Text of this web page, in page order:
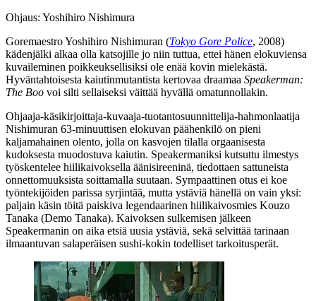
Ohjaus: Yoshihiro Nishimura
GoremaestroYoshihiro Nishimuran (Tokyo Gore Police, 2008)
kädenjälki alkaa olla katsojille jo niin tuttua, ettei hänen elokuviensa
kuvaileminen poikkeuksellisiksi ole enää kovin mielekästä.
Hyväntahtoisesta kaiutinmutantista kertovaa draamaa Speakerman:
The Boo voi silti sellaiseksi väittää hyvällä omatunnollakin.
Ohjaaja-käsikirjoittaja-kuvaaja-tuotantosuunnittelija-hahmonlaatija
Nishimuran 63‑minuuttisen elokuvan päähenkilö on pieni
kaljamahainen olento, jolla on kasvojen tilalla orgaanisesta
kudoksesta muodostuva kaiutin. Speakermaniksi kutsuttu ilmestys
työskentelee hiilikaivoksella äänisireeninä, tiedottaen sattuneista
onnettomuuksista soittamalla suutaan. Sympaattinen otus ei koe
työntekijöiden parissa syrjintää, mutta ystäviä hänellä on vain yksi:
paljain käsin töitä paiskiva legendaarinen hiilikaivosmies Kouzo
Tanaka (Demo Tanaka). Kaivoksen sulkemisen jälkeen
Speakermanin on aika etsiä uusia ystäviä, sekä selvittää tarinaan
ilmaantuvan salaperäisen sushi-kokin todelliset tarkoitusperät.